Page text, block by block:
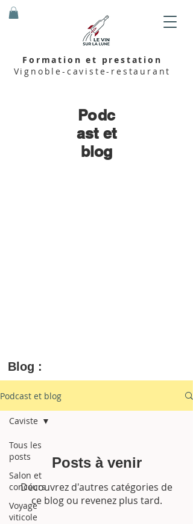
Formation et prestation
Vignoble-caviste-restaurant
Podc
ast et
blog
Blog :
Podcast et blog
Tous les
posts
Salon et
concours
Voyage
viticole
Caviste
Posts à venir
Découvrez d'autres catégories de
ce blog ou revenez plus tard.